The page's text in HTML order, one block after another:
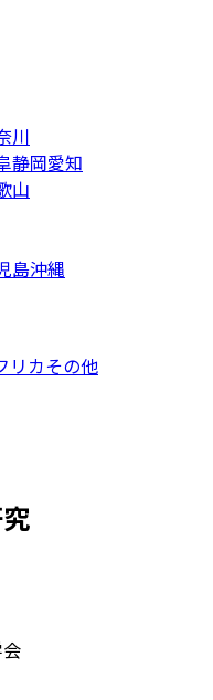
川
静岡愛知
山
島沖縄
リカその他